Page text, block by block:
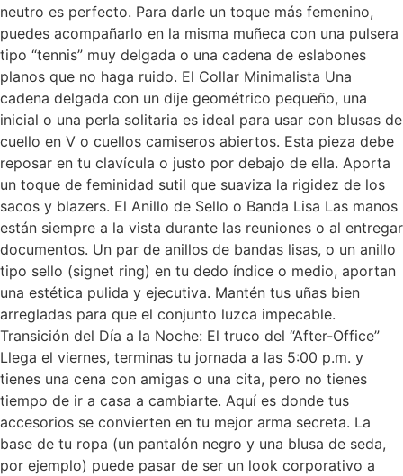
neutro es perfecto. Para darle un toque más femenino,
puedes acompañarlo en la misma muñeca con una pulsera
tipo “tennis” muy delgada o una cadena de eslabones
planos que no haga ruido. El Collar Minimalista Una
cadena delgada con un dije geométrico pequeño, una
inicial o una perla solitaria es ideal para usar con blusas de
cuello en V o cuellos camiseros abiertos. Esta pieza debe
reposar en tu clavícula o justo por debajo de ella. Aporta
un toque de feminidad sutil que suaviza la rigidez de los
sacos y blazers. El Anillo de Sello o Banda Lisa Las manos
están siempre a la vista durante las reuniones o al entregar
documentos. Un par de anillos de bandas lisas, o un anillo
tipo sello (signet ring) en tu dedo índice o medio, aportan
una estética pulida y ejecutiva. Mantén tus uñas bien
arregladas para que el conjunto luzca impecable.
Transición del Día a la Noche: El truco del “After-Office”
Llega el viernes, terminas tu jornada a las 5:00 p.m. y
tienes una cena con amigas o una cita, pero no tienes
tiempo de ir a casa a cambiarte. Aquí es donde tus
accesorios se convierten en tu mejor arma secreta. La
base de tu ropa (un pantalón negro y una blusa de seda,
por ejemplo) puede pasar de ser un look corporativo a